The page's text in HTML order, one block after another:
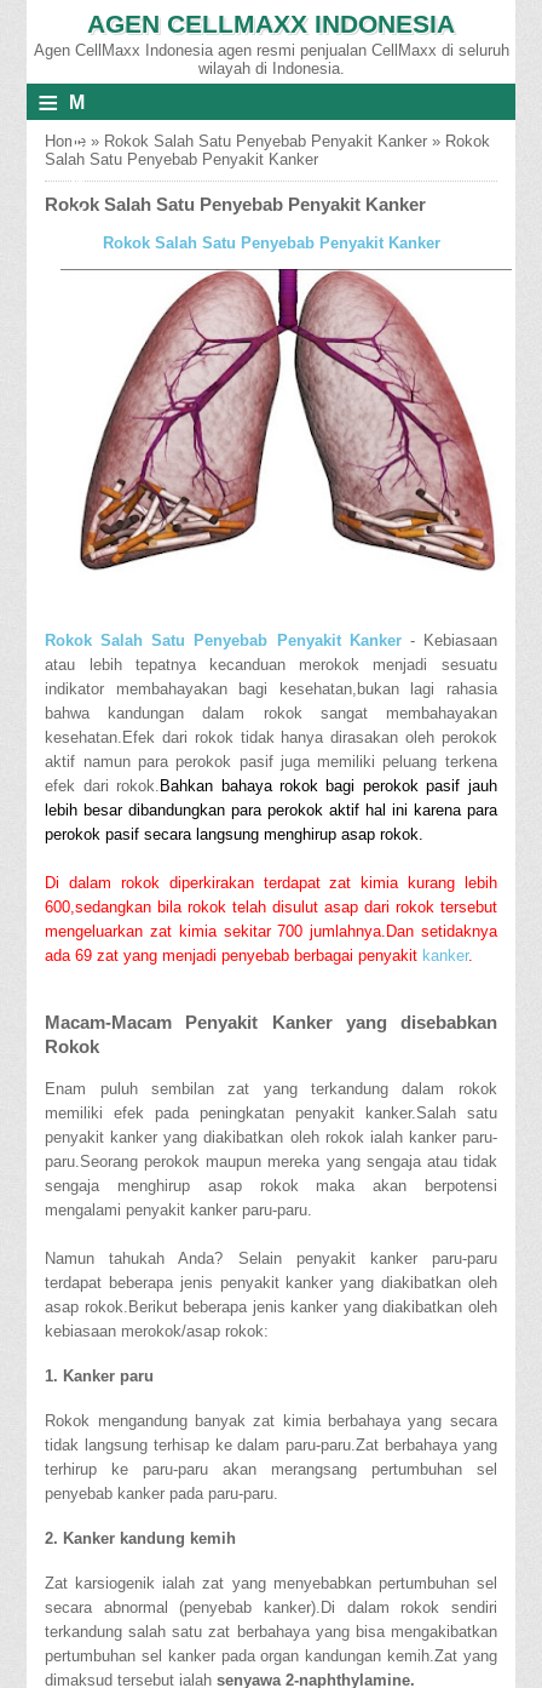
AGEN CELLMAXX INDONESIA
Agen CellMaxx Indonesia agen resmi penjualan CellMaxx di seluruh
wilayah di Indonesia.
≡
M
E
N
U
Home » Rokok Salah Satu Penyebab Penyakit Kanker » Rokok
Salah Satu Penyebab Penyakit Kanker
Rokok Salah Satu Penyebab Penyakit Kanker
Rokok Salah Satu Penyebab Penyakit Kanker
Rokok Salah Satu Penyebab Penyakit Kanker- Kebiasaan
atau lebih tepatnya kecanduan merokok menjadi sesuatu
indikator membahayakan bagi kesehatan,bukan lagi rahasia
bahwa kandungan dalam rokok sangat membahayakan
kesehatan.Efek dari rokok tidak hanya dirasakan oleh perokok
aktif namun para perokok pasif juga memiliki peluang terkena
efek dari rokok. Bahkan bahaya rokok bagi perokok pasif jauh
lebih besar dibandungkan para perokok aktif hal ini karena para
perokok pasif secara langsung menghirup asap rokok.
Di dalam rokok diperkirakan terdapat zat kimia kurang lebih
600,sedangkan bila rokok telah disulut asap dari rokok tersebut
mengeluarkan zat kimia sekitar 700 jumlahnya.Dan setidaknya
ada 69 zat yang menjadi penyebab berbagai penyakit kanker.
Macam-Macam Penyakit Kanker yang disebabkan
Rokok
Enam puluh sembilan zat yang terkandung dalam rokok
memiliki efek pada peningkatan penyakit kanker.Salah satu
penyakit kanker yang diakibatkan oleh rokok ialah kanker paru-
paru.Seorang perokok maupun mereka yang sengaja atau tidak
sengaja menghirup asap rokok maka akan berpotensi
mengalami penyakit kanker paru-paru.
Namun tahukah Anda? Selain penyakit kanker paru-paru
terdapat beberapa jenis penyakit kanker yang diakibatkan oleh
asap rokok.Berikut beberapa jenis kanker yang diakibatkan oleh
kebiasaan merokok/asap rokok:
1. Kanker paru
Rokok mengandung banyak zat kimia berbahaya yang secara
tidak langsung terhisap ke dalam paru-paru.Zat berbahaya yang
terhirup ke paru-paru akan merangsang pertumbuhan sel
penyebab kanker pada paru-paru.
2. Kanker kandung kemih
Zat karsiogenik ialah zat yang menyebabkan pertumbuhan sel
secara abnormal (penyebab kanker).Di dalam rokok sendiri
terkandung salah satu zat berbahaya yang bisa mengakibatkan
pertumbuhan sel kanker pada organ kandungan kemih.Zat yang
dimaksud tersebut ialahsenyawa 2-naphthylamine.